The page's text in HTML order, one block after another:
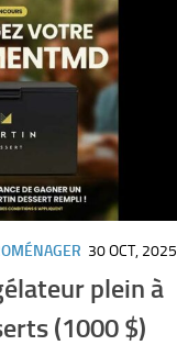
30 OCT, 2025
plein à
(1000 $)